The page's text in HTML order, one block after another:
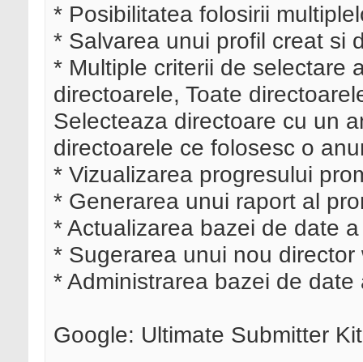
* Posibilitatea folosirii
* Salvarea unui profil creat si
* Multiple criterii de selectare
directoarele, Toate
Selecteaza directoare cu un
directoarele ce folosesc o
* Vizualizarea progresului
* Generarea unui raport al
* Actualizarea bazei de date
* Sugerarea unui nou director
* Administrarea bazei de
Google: Ultimate Submitter